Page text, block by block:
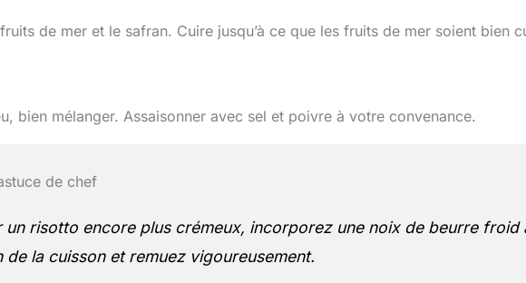
de mer et le safran. Cuire jusqu’à ce que les fruits de mer soient bien
bien mélanger. Assaisonner avec sel et poivre à votre convenance.
de chef
un risotto encore plus crémeux, incorporez une noix de beurre froid
de la cuisson et remuez vigoureusement.